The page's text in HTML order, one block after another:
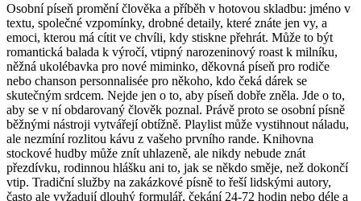
Osobní píseň promění člověka a příběh v hotovou skladbu: jméno v
textu, společné vzpomínky, drobné detaily, které znáte jen vy, a
emoci, kterou má cítit ve chvíli, kdy stiskne přehrát. Může to být
romantická balada k výročí, vtipný narozeninový roast k milníku,
něžná ukolébavka pro nové miminko, děkovná píseň pro rodiče
nebo chanson personnalisée pro někoho, kdo čeká dárek se
skutečným srdcem. Nejde jen o to, aby píseň dobře zněla. Jde o to,
aby se v ní obdarovaný člověk poznal. Právě proto se osobní písně
běžnými nástroji vytvářejí obtížně. Playlist může vystihnout náladu,
ale nezmíní rozlitou kávu z vašeho prvního rande. Knihovna
stockové hudby může znít uhlazeně, ale nikdy nebude znát
přezdívku, rodinnou hlášku ani to, jak se někdo směje, než dokončí
vtip. Tradiční služby na zakázkové písně to řeší lidskými autory,
často ale vyžadují dlouhý formulář, čekání 24-72 hodin nebo déle a